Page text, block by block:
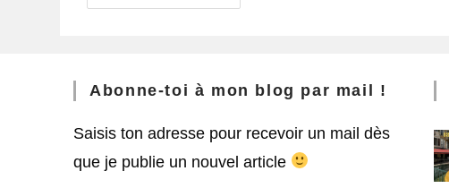
Abonne-toi à mon blog par mail !
Saisis ton adresse pour recevoir un mail dès
que je publie un nouvel article